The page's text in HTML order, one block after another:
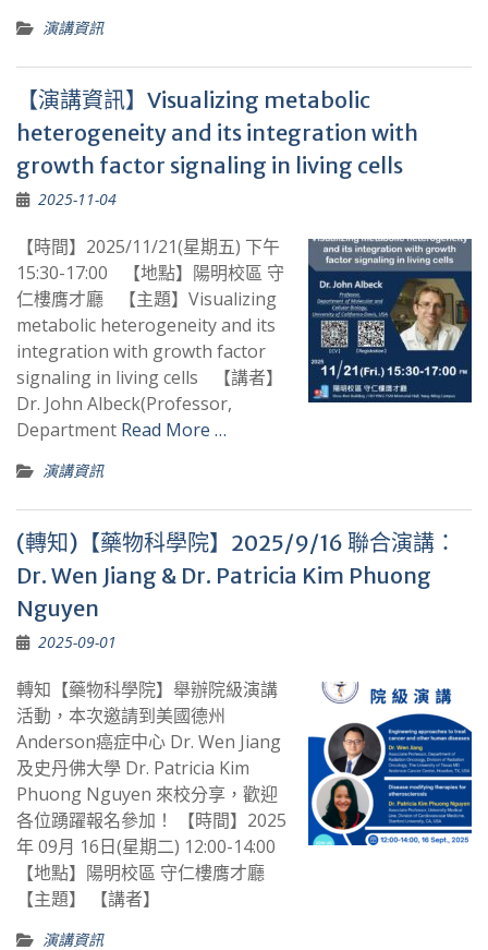
演講資訊
【演講資訊】Visualizing metabolic
heterogeneity and its integration with
growth factor signaling in living cells
2025-11-04
【時間】2025/11/21(星期五) 下午
15:30-17:00 【地點】陽明校區 守
仁樓膺才廳 【主題】Visualizing
metabolic heterogeneity and its
integration with growth factor
signaling in living cells 【講者】
Dr. John Albeck(Professor,
Department Read More …
演講資訊
(轉知)【藥物科學院】2025/9/16 聯合演講：
Dr. Wen Jiang & Dr. Patricia Kim Phuong
Nguyen
2025-09-01
轉知【藥物科學院】舉辦院級演講
活動，本次邀請到美國德州
Anderson癌症中心 Dr. Wen Jiang
及史丹佛大學 Dr. Patricia Kim
Phuong Nguyen 來校分享，歡迎
各位踴躍報名參加！ 【時間】2025
年 09月 16日(星期二) 12:00-14:00
【地點】陽明校區 守仁樓膺才廳
【主題】 【講者】
演講資訊